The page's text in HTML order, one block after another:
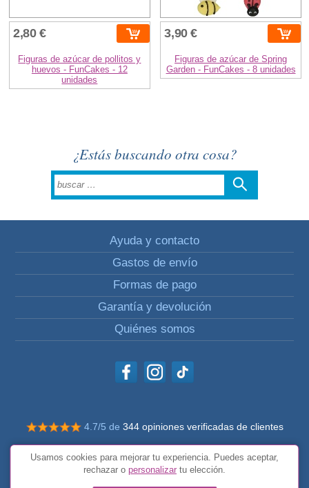
2,80 €
Figuras de azúcar de pollitos y
huevos - FunCakes - 12
unidades
3,90 €
Figuras de azúcar de Spring
Garden - FunCakes - 8 unidades
¿Estás buscando otra cosa?
Ayuda y contacto
Gastos de envío
Formas de pago
Garantía y devolución
Quiénes somos
4.7/5 de 344 opiniones verificadas de clientes
© Todos los derechos reservados Impulsivos
Condiciones generales
Usamos cookies para mejorar tu experiencia. Puedes aceptar,
rechazar o personalizar tu elección.